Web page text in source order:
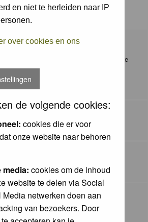
en niet te herleiden naar IP
over cookies en ons
de volgende cookies:
cookies die er voor
onze website naar behoren
media: cookies om de inhoud
website te delen via Social
netwerken doen aan
van bezoekers. Door
Nederpix fotografen
foto's in de diverse albums dienen te
(met aanvullingen) van Nederpix.